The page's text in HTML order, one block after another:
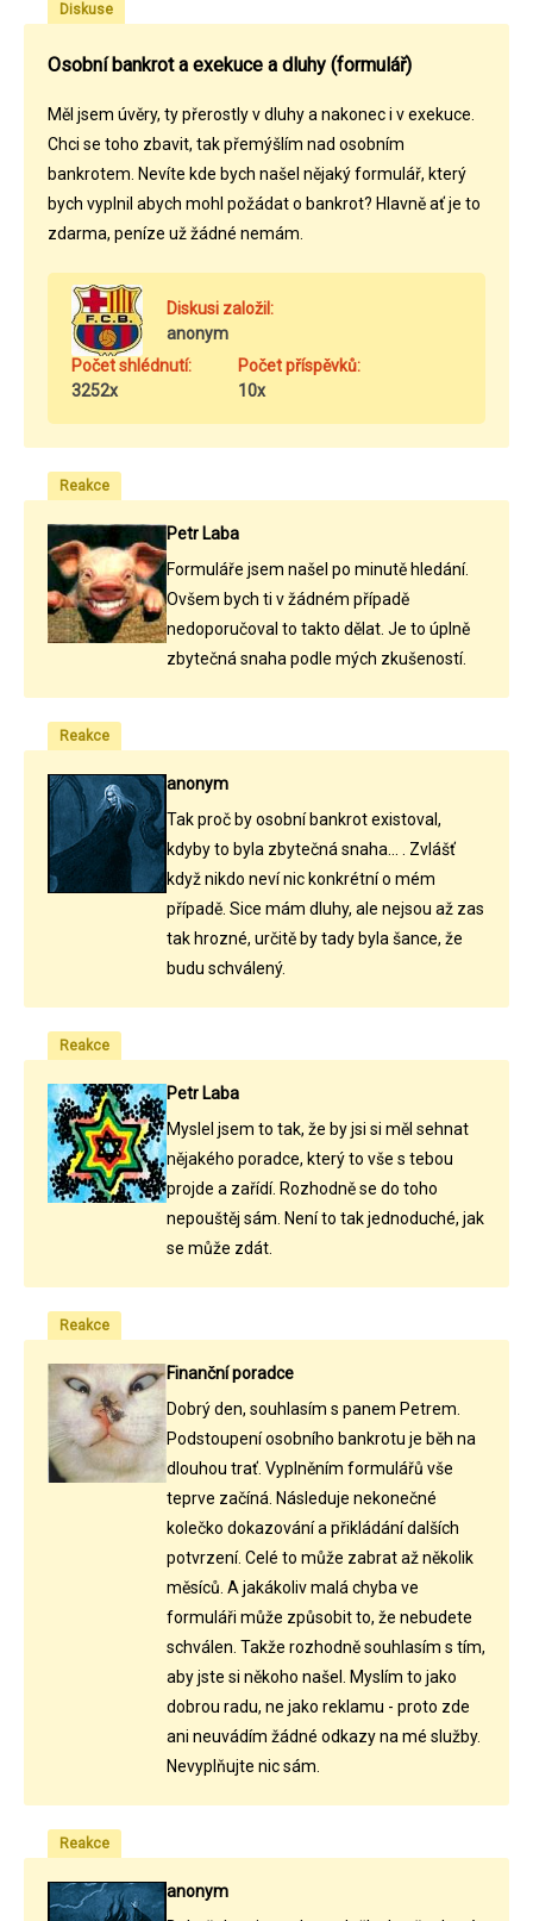
Diskuse
Osobní bankrot a exekuce a dluhy (formulář)
Měl jsem úvěry, ty přerostly v dluhy a nakonec i v exekuce.
Chci se toho zbavit, tak přemýšlím nad osobním
bankrotem. Nevíte kde bych našel nějaký formulář, který
bych vyplnil abych mohl požádat o bankrot? Hlavně ať je to
zdarma, peníze už žádné nemám.
Diskusi založil:
anonym
Počet shlédnutí:
3252x
Počet příspěvků:
10x
Reakce
Petr Laba
Formuláře jsem našel po minutě hledání.
Ovšem bych ti v žádném případě
nedoporučoval to takto dělat. Je to úplně
zbytečná snaha podle mých zkušeností.
Reakce
anonym
Tak proč by osobní bankrot existoval,
kdyby to byla zbytečná snaha... . Zvlášť
když nikdo neví nic konkrétní o mém
případě. Sice mám dluhy, ale nejsou až zas
tak hrozné, určitě by tady byla šance, že
budu schválený.
Reakce
Petr Laba
Myslel jsem to tak, že by jsi si měl sehnat
nějakého poradce, který to vše s tebou
projde a zařídí. Rozhodně se do toho
nepouštěj sám. Není to tak jednoduché, jak
se může zdát.
Reakce
Finanční poradce
Dobrý den, souhlasím s panem Petrem.
Podstoupení osobního bankrotu je běh na
dlouhou trať. Vyplněním formulářů vše
teprve začíná. Následuje nekonečné
kolečko dokazování a přikládání dalších
potvrzení. Celé to může zabrat až několik
měsíců. A jakákoliv malá chyba ve
formuláři může způsobit to, že nebudete
schválen. Takže rozhodně souhlasím s tím,
aby jste si někoho našel. Myslím to jako
dobrou radu, ne jako reklamu - proto zde
ani neuvádím žádné odkazy na mé služby.
Nevyplňujte nic sám.
Reakce
anonym